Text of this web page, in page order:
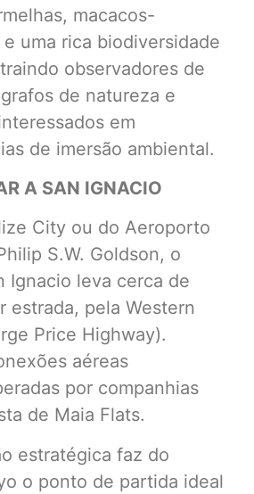
macacos-
uma rica biodiversidade
observadores de
de natureza e
em
de imersão ambiental.
A SAN IGNACIO
City ou do Aeroporto
S.W. Goldson, o
Ignacio leva cerca de
estrada, pela Western
Price Highway).
aéreas
por companhias
de Maia Flats.
estratégica faz do
o ponto de partida ideal